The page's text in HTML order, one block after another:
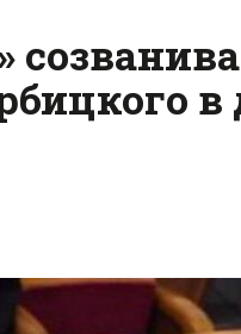
в